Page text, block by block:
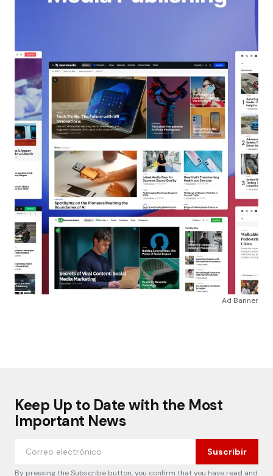
Ad Banner
Keep Up to Date with the Most
Important News
Suscribir
By pressing the Subscribe button, you confirm that you have read and